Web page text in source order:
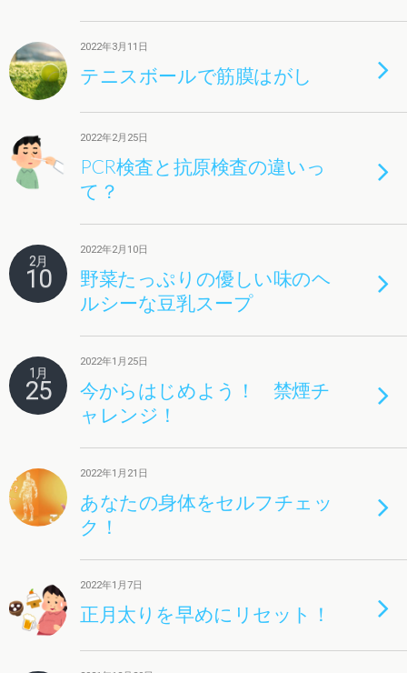
2022年3月11日
テニスボールで筋膜はがし
2022年2月25日
PCR検査と抗原検査の違いっ
て？
2月
10
2022年2月10日
野菜たっぷりの優しい味のヘ
ルシーな豆乳スープ
1月
25
2022年1月25日
今からはじめよう！ 禁煙チ
ャレンジ！
2022年1月21日
あなたの身体をセルフチェッ
ク！
2022年1月7日
正月太りを早めにリセット！